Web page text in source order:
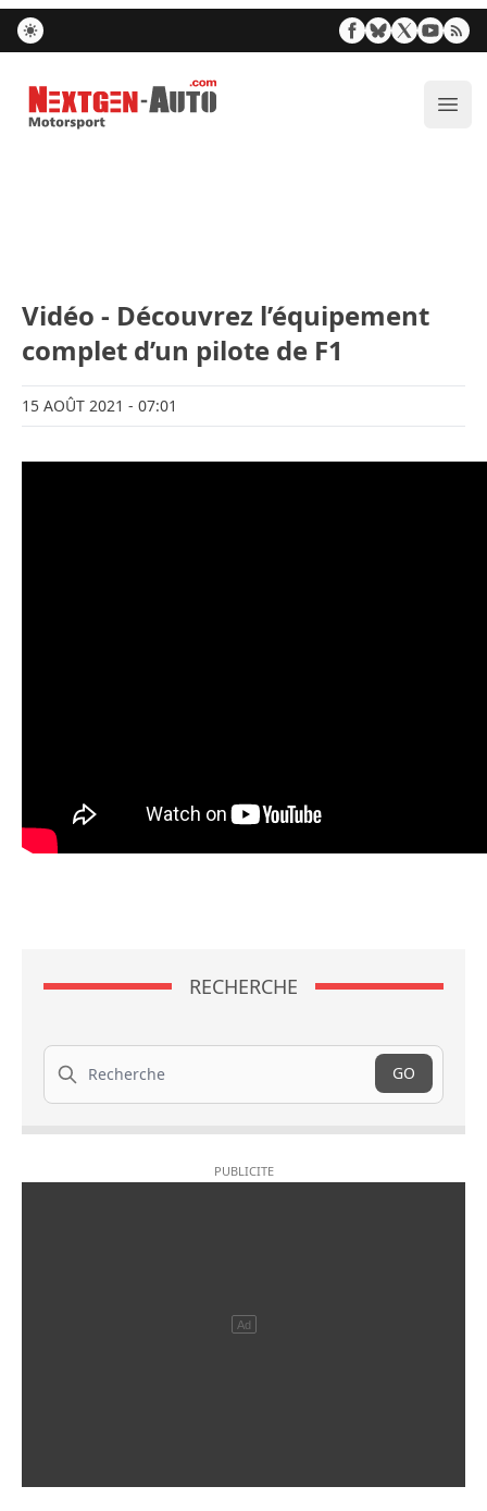
Nextgen-Auto.com
Vidéo - Découvrez l’équipement
complet d’un pilote de F1
15 AOÛT 2021 - 07:01
RECHERCHE
Recherche
GO